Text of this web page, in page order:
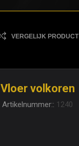
VERGELIJK PRODUCT
Vloer volkoren
Artikelnummer:: 1240